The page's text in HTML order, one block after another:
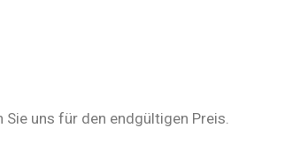
uns für den endgültigen Preis.